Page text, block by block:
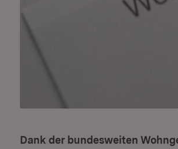
Dank der bundesweiten